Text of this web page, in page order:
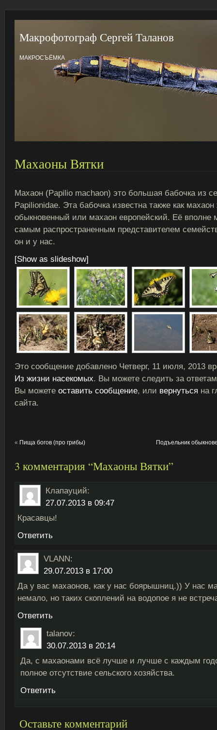
Макрофотограф Сергей Таланов
МАКРОСЪЁМКА
Махаоны Вятки
Махаон (Papilio machaon) это большая бабочка из
Papilionidae. Эта бабочка известна также как
обыкновенный или махаон европейский. Её вполне
самым распространенным представителем
он и у нас.
[Show as slideshow]
Это сообщение добавлено Четверг, 11 июля, 2013
Из жизни насекомых. Вы можете следить за
Вы можете оставить сообщение, или вернуться на
сайта.
« Пища богов (про грибы) Подъельник
3 комментария “Махаоны Вятки”
Клапауций:
27.07.2013 в 09:47
Красавцы!
Ответить
VLANN:
29.07.2013 в 17:00
Да у вас махаонов, как у нас боярышниц.)) У нас
немало, но таких скоплений на водопое я не
Ответить
talanov:
30.07.2013 в 20:14
Да, с махаонами всё лучше и лучше с каждым
полное отсутствие сельского хозяйства.
Ответить
Оставьте комментарий